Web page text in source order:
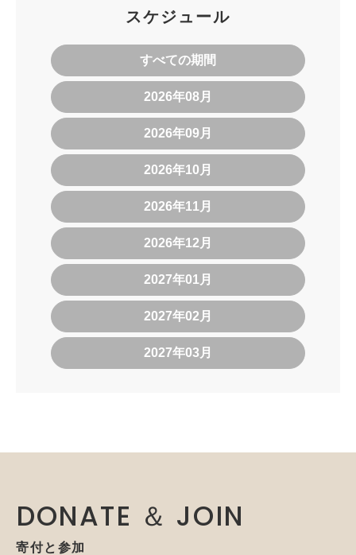
スケジュール
すべての期間
2026年08月
2026年09月
2026年10月
2026年11月
2026年12月
2027年01月
2027年02月
2027年03月
DONATE ＆ JOIN
寄付と参加